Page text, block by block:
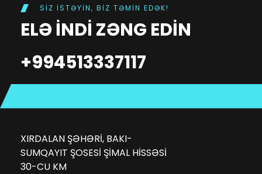
SIZ ISTƏYIN, BIZ TƏMIN EDƏK!
ELƏ INDI ZƏNG EDIN
+994513337117
XIRDALAN ŞƏHƏRI, BAKI-
SUMQAYIT ŞOSESI ŞIMAL HISSƏSI
30-CU KM